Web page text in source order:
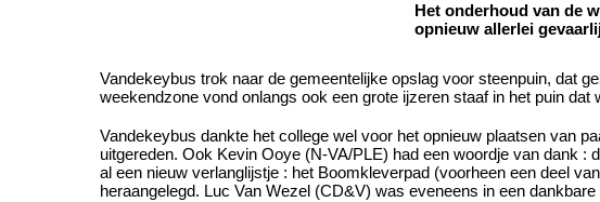
Het onderhoud van de
opnieuw allerlei
Vandekeybus trok naar de gemeentelijke opslag voor steenpuin, dat
weekendzone vond onlangs ook een grote ijzeren staaf in het puin
Vandekeybus dankte het college wel voor het opnieuw plaatsen van
uitgereden. Ook Kevin Ooye (N-VA/PLE) had een woordje van dank :
al een nieuw verlanglijstje : het Boomkleverpad (voorheen een deel
heraangelegd. Luc Van Wezel (CD&V) was eveneens in een